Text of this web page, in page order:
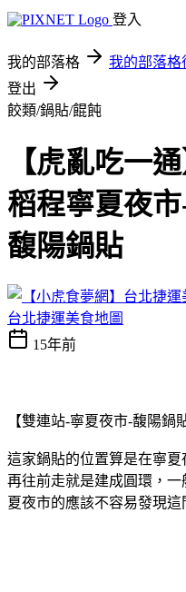
登入
我的部落格 我的部落格
登出
餃類/鍋貼/餛飩
【虎亂吃一
稻程寧夏夜
馥陽鍋貼
台北捷運美食地圖
15年前
【雙連站-寧夏夜市-馥陽
這家鍋貼的位置算是在寧夏
再往前走就是建成圓環，
夏夜市的應該不容易發現這